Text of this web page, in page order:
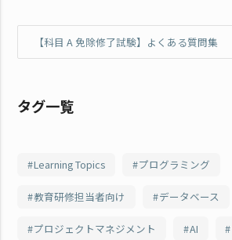
【科目 A 免除修了試験】よくある質問集
タグ一覧
Learning Topics プログラミング
教育研修担当者向け データベース
プロジェクトマネジメント AI